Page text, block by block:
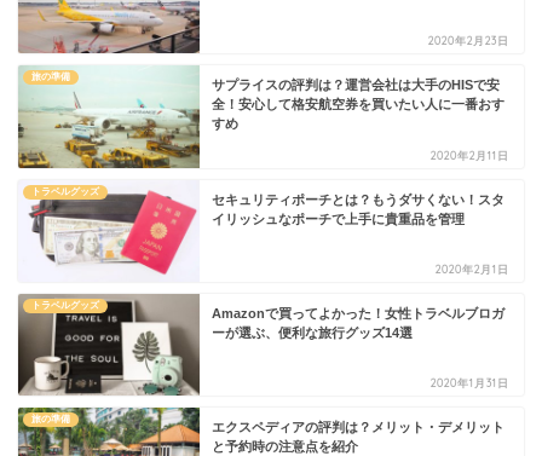
2020年2月23日
旅の準備
サプライスの評判は？運営会社は大手のHISで安
全！安心して格安航空券を買いたい人に一番おす
すめ
2020年2月11日
トラベルグッズ
セキュリティポーチとは？もうダサくない！スタ
イリッシュなポーチで上手に貴重品を管理
2020年2月1日
トラベルグッズ
Amazonで買ってよかった！女性トラベルブロガ
ーが選ぶ、便利な旅行グッズ14選
2020年1月31日
旅の準備
エクスペディアの評判は？メリット・デメリット
と予約時の注意点を紹介